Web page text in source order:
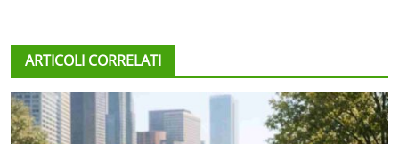
ARTICOLI CORRELATI